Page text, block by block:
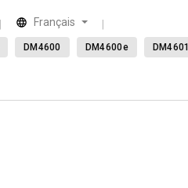
Français
DM4600 DM4600e DM4601